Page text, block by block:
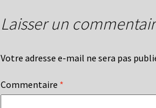
Laisser un
Votre adresse e-mail ne sera pas
Commentaire *